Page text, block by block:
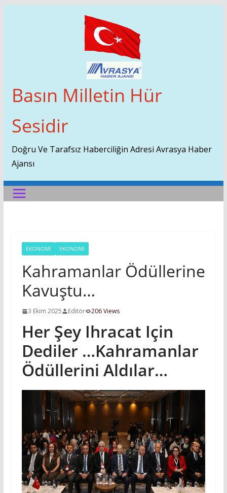
Basın Milletin Hür
Sesidir
Doğru Ve Tarafsız Haberciliğin Adresi Avrasya Haber
Ajansı
EKONOMİ EKONOMI
Kahramanlar Ödüllerine
Kavuştu…
3 Ekim 2025 Editör 206 Views
Her Şey Ihracat Için
Dediler …kahramanlar
Ödüllerini Aldılar…